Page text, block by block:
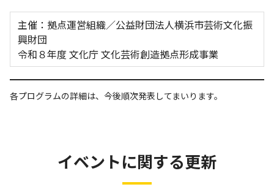
主催：拠点運営組織／公益財団法人横浜市芸術文化振
興財団
令和８年度 文化庁 文化芸術創造拠点形成事業
各プログラムの詳細は、今後順次発表してまいります。
イベントに関する更新